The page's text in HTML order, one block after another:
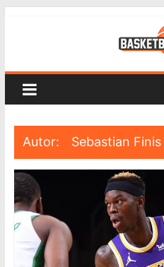
Autor: Sebastian Finis